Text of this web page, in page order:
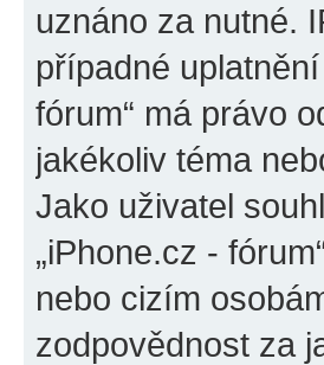
uznáno za nutné.
případné
fórum“ má právo
jakékoliv téma
Jako uživatel
„iPhone.cz -
nebo cizím
zodpovědnost za